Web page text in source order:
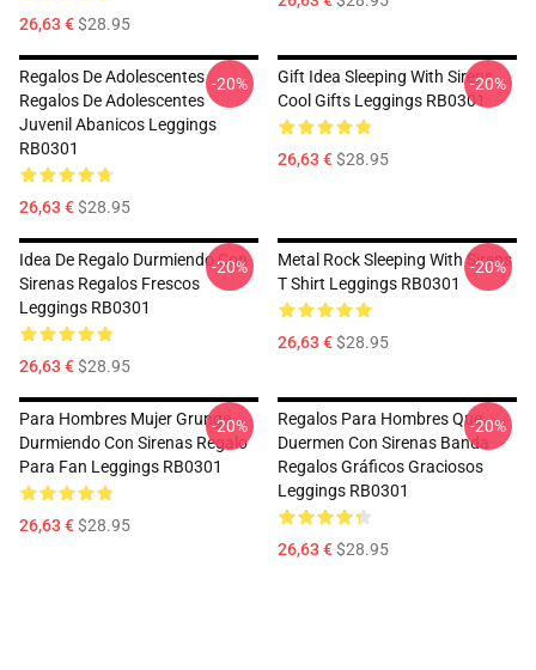
26,63 €$28.95
Regalos De Adolescentes
Regalos De Adolescentes
Juvenil Abanicos Leggings
RB0301
26,63 €$28.95
-20%
Gift Idea Sleeping With Sirens
Cool Gifts Leggings RB0301
26,63 €$28.95
-20%
Idea De Regalo Durmiendo Con
Sirenas Regalos Frescos
Leggings RB0301
26,63 €$28.95
-20%
Metal Rock Sleeping With Sirens
T Shirt Leggings RB0301
26,63 €$28.95
-20%
Para Hombres Mujer Grunge
Durmiendo Con Sirenas Regalo
Para Fan Leggings RB0301
26,63 €$28.95
-20%
Regalos Para Hombres Que
Duermen Con Sirenas Banda
Regalos Gráficos Graciosos
Leggings RB0301
26,63 €$28.95
-20%